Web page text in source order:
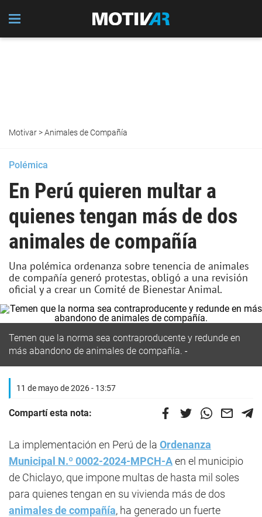
Motivar>Animales de Compañía
Polémica
En Perú quieren multar a
quienes tengan más de dos
animales de compañía
Una polémica ordenanza sobre tenencia de animales
de compañía generó protestas, obligó a una revisión
oficial y a crear un Comité de Bienestar Animal.
Temen que la norma sea contraproducente y redunde en
más abandono de animales de compañía.
11 de mayo de 2026 - 13:57
Compartí esta nota:
La implementación en Perú de la Ordenanza
Municipal N.º 0002-2024-MPCH-Aen el municipio
de Chiclayo, que impone multas de hasta mil soles
para quienes tengan en su vivienda más de dos
animales de compañía, ha generado un fuerte